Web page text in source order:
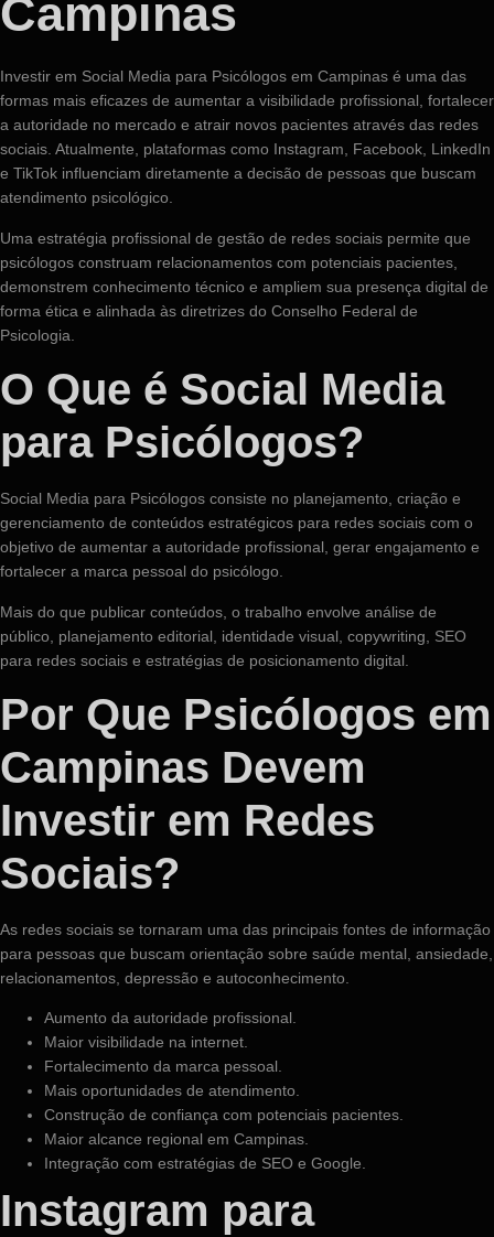
Campinas
Investir em Social Media para Psicólogos em Campinas é uma das
formas mais eficazes de aumentar a visibilidade profissional, fortalecer
a autoridade no mercado e atrair novos pacientes através das redes
sociais. Atualmente, plataformas como Instagram, Facebook, LinkedIn
e TikTok influenciam diretamente a decisão de pessoas que buscam
atendimento psicológico.
Uma estratégia profissional de gestão de redes sociais permite que
psicólogos construam relacionamentos com potenciais pacientes,
demonstrem conhecimento técnico e ampliem sua presença digital de
forma ética e alinhada às diretrizes do Conselho Federal de
Psicologia.
O Que é Social Media
para Psicólogos?
Social Media para Psicólogos consiste no planejamento, criação e
gerenciamento de conteúdos estratégicos para redes sociais com o
objetivo de aumentar a autoridade profissional, gerar engajamento e
fortalecer a marca pessoal do psicólogo.
Mais do que publicar conteúdos, o trabalho envolve análise de
público, planejamento editorial, identidade visual, copywriting, SEO
para redes sociais e estratégias de posicionamento digital.
Por Que Psicólogos em
Campinas Devem
Investir em Redes
Sociais?
As redes sociais se tornaram uma das principais fontes de informação
para pessoas que buscam orientação sobre saúde mental, ansiedade,
relacionamentos, depressão e autoconhecimento.
Aumento da autoridade profissional.
Maior visibilidade na internet.
Fortalecimento da marca pessoal.
Mais oportunidades de atendimento.
Construção de confiança com potenciais pacientes.
Maior alcance regional em Campinas.
Integração com estratégias de SEO e Google.
Instagram para